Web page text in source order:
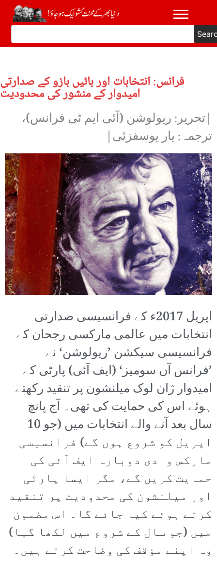
فرانس: انتخابات اور بائیں بازو کے صدارتی
امیدوار کے منشور کی محدودیت
|تحریر: ریولوشن (آئی ایم ٹی فرانس)،
ترجمہ: یار یوسفزئی|
اپریل 2017ء کے فرانسیسی صدارتی
انتخابات میں عالمی مارکسی رجحان کے
فرانسیسی سیکشن ’ریولوشن‘ نے
’فرانس آں سومیز‘ (ایف آئی) پارٹی کے
امیدوار ژان لوک میلنشون پر تنقید رکھتے
ہوئے اس کی حمایت کی تھی۔ آج پانچ
سال بعد آنے والے انتخابات میں (جو 10
اپریل کو شروع ہوں گے) فرانسیسی
مارکس وادی دوبارہ ایف آئی کی
حمایت کریں گے، مگر ایسا پارٹی
اور میلنشون کی محدودیت پر تنقید
کرتے ہوئے کیا جائے گا۔ اس مضمون
میں (جو سال کے شروع میں لکھا گیا)
وہ اپنے مؤقف کی وضاحت کرتے ہیں۔